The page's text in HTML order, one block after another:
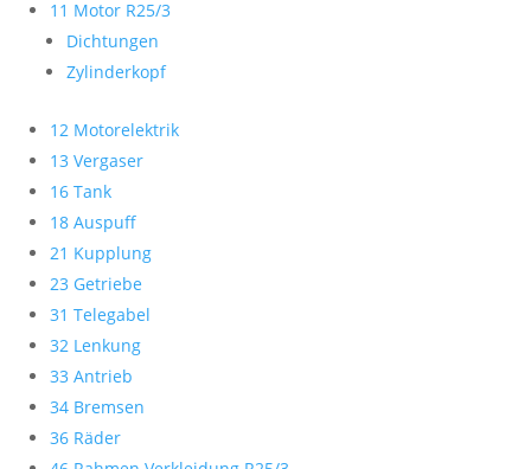
11 Motor R25/3
Dichtungen
Zylinderkopf
12 Motorelektrik
13 Vergaser
16 Tank
18 Auspuff
21 Kupplung
23 Getriebe
31 Telegabel
32 Lenkung
33 Antrieb
34 Bremsen
36 Räder